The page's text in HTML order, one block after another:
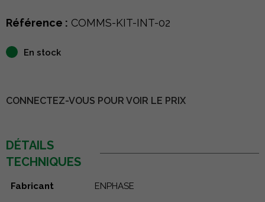
Référence : COMMS-KIT-INT-02
En stock
CONNECTEZ-VOUS POUR VOIR LE PRIX
DÉTAILS
TECHNIQUES
Fabricant ENPHASE